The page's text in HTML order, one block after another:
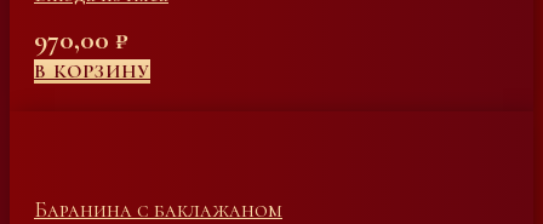
970,00 ₽
В КОРЗИНУ
Баранина с баклажаном